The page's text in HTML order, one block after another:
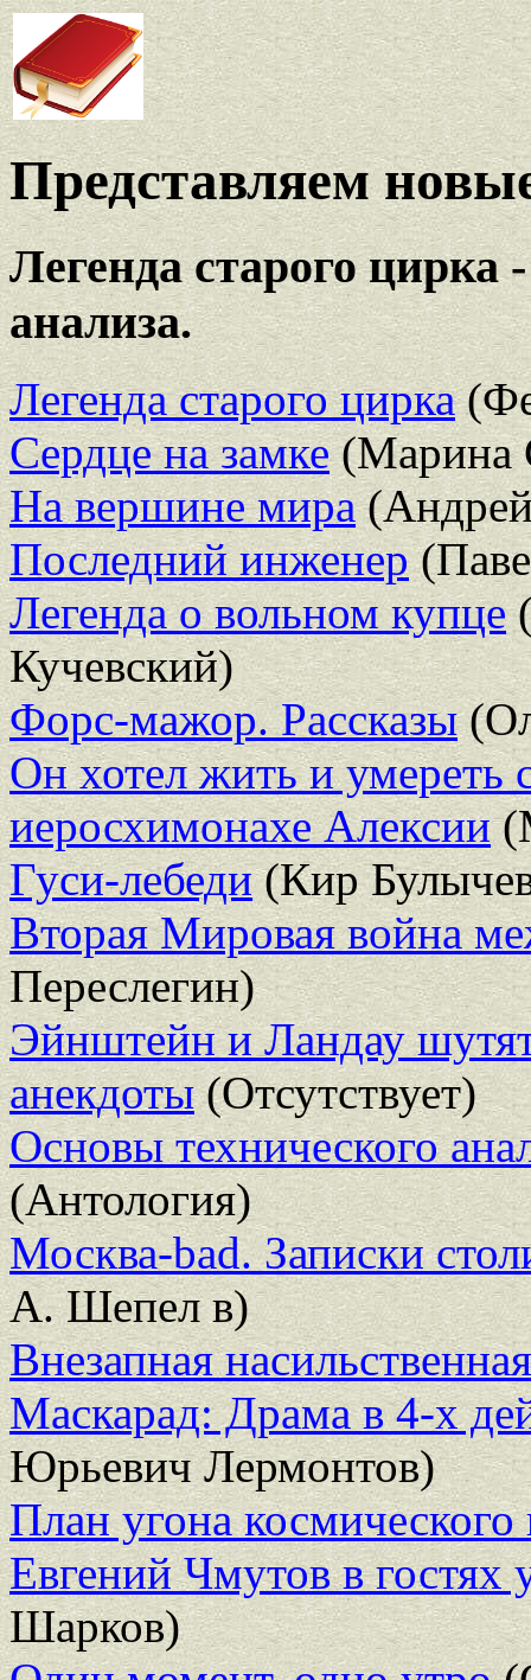
Представляем
Легенда старого цирка
анализа.
Легенда старого цирка
Сердце на замке(Марина
На вершине мира
Последний инженер
Легенда о вольном купце
Кучевский)
Форс-мажор. Рассказы
Он хотел жить и
иеросхимонахе Алексии
Гуси-лебеди(Кир
Вторая Мировая война
Переслегин)
Эйнштейн и Ландау
анекдоты(Отсутствует)
Основы технического
(Антология)
Москва-bad. Записки
А. Шепел в)
Внезапная
Маскарад: Драма в 4-х
Юрьевич Лермонтов)
План угона космического
Евгений Чмутов в гостях
Шарков)